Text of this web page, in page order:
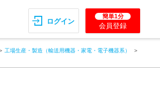
ログイン
簡単1分
会員登録
工場生産・製造（輸送用機器・家電・電子機器系）